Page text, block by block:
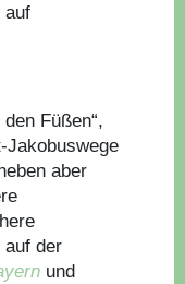
auf
Füßen“,
Jakobuswege
aber
auf der
und